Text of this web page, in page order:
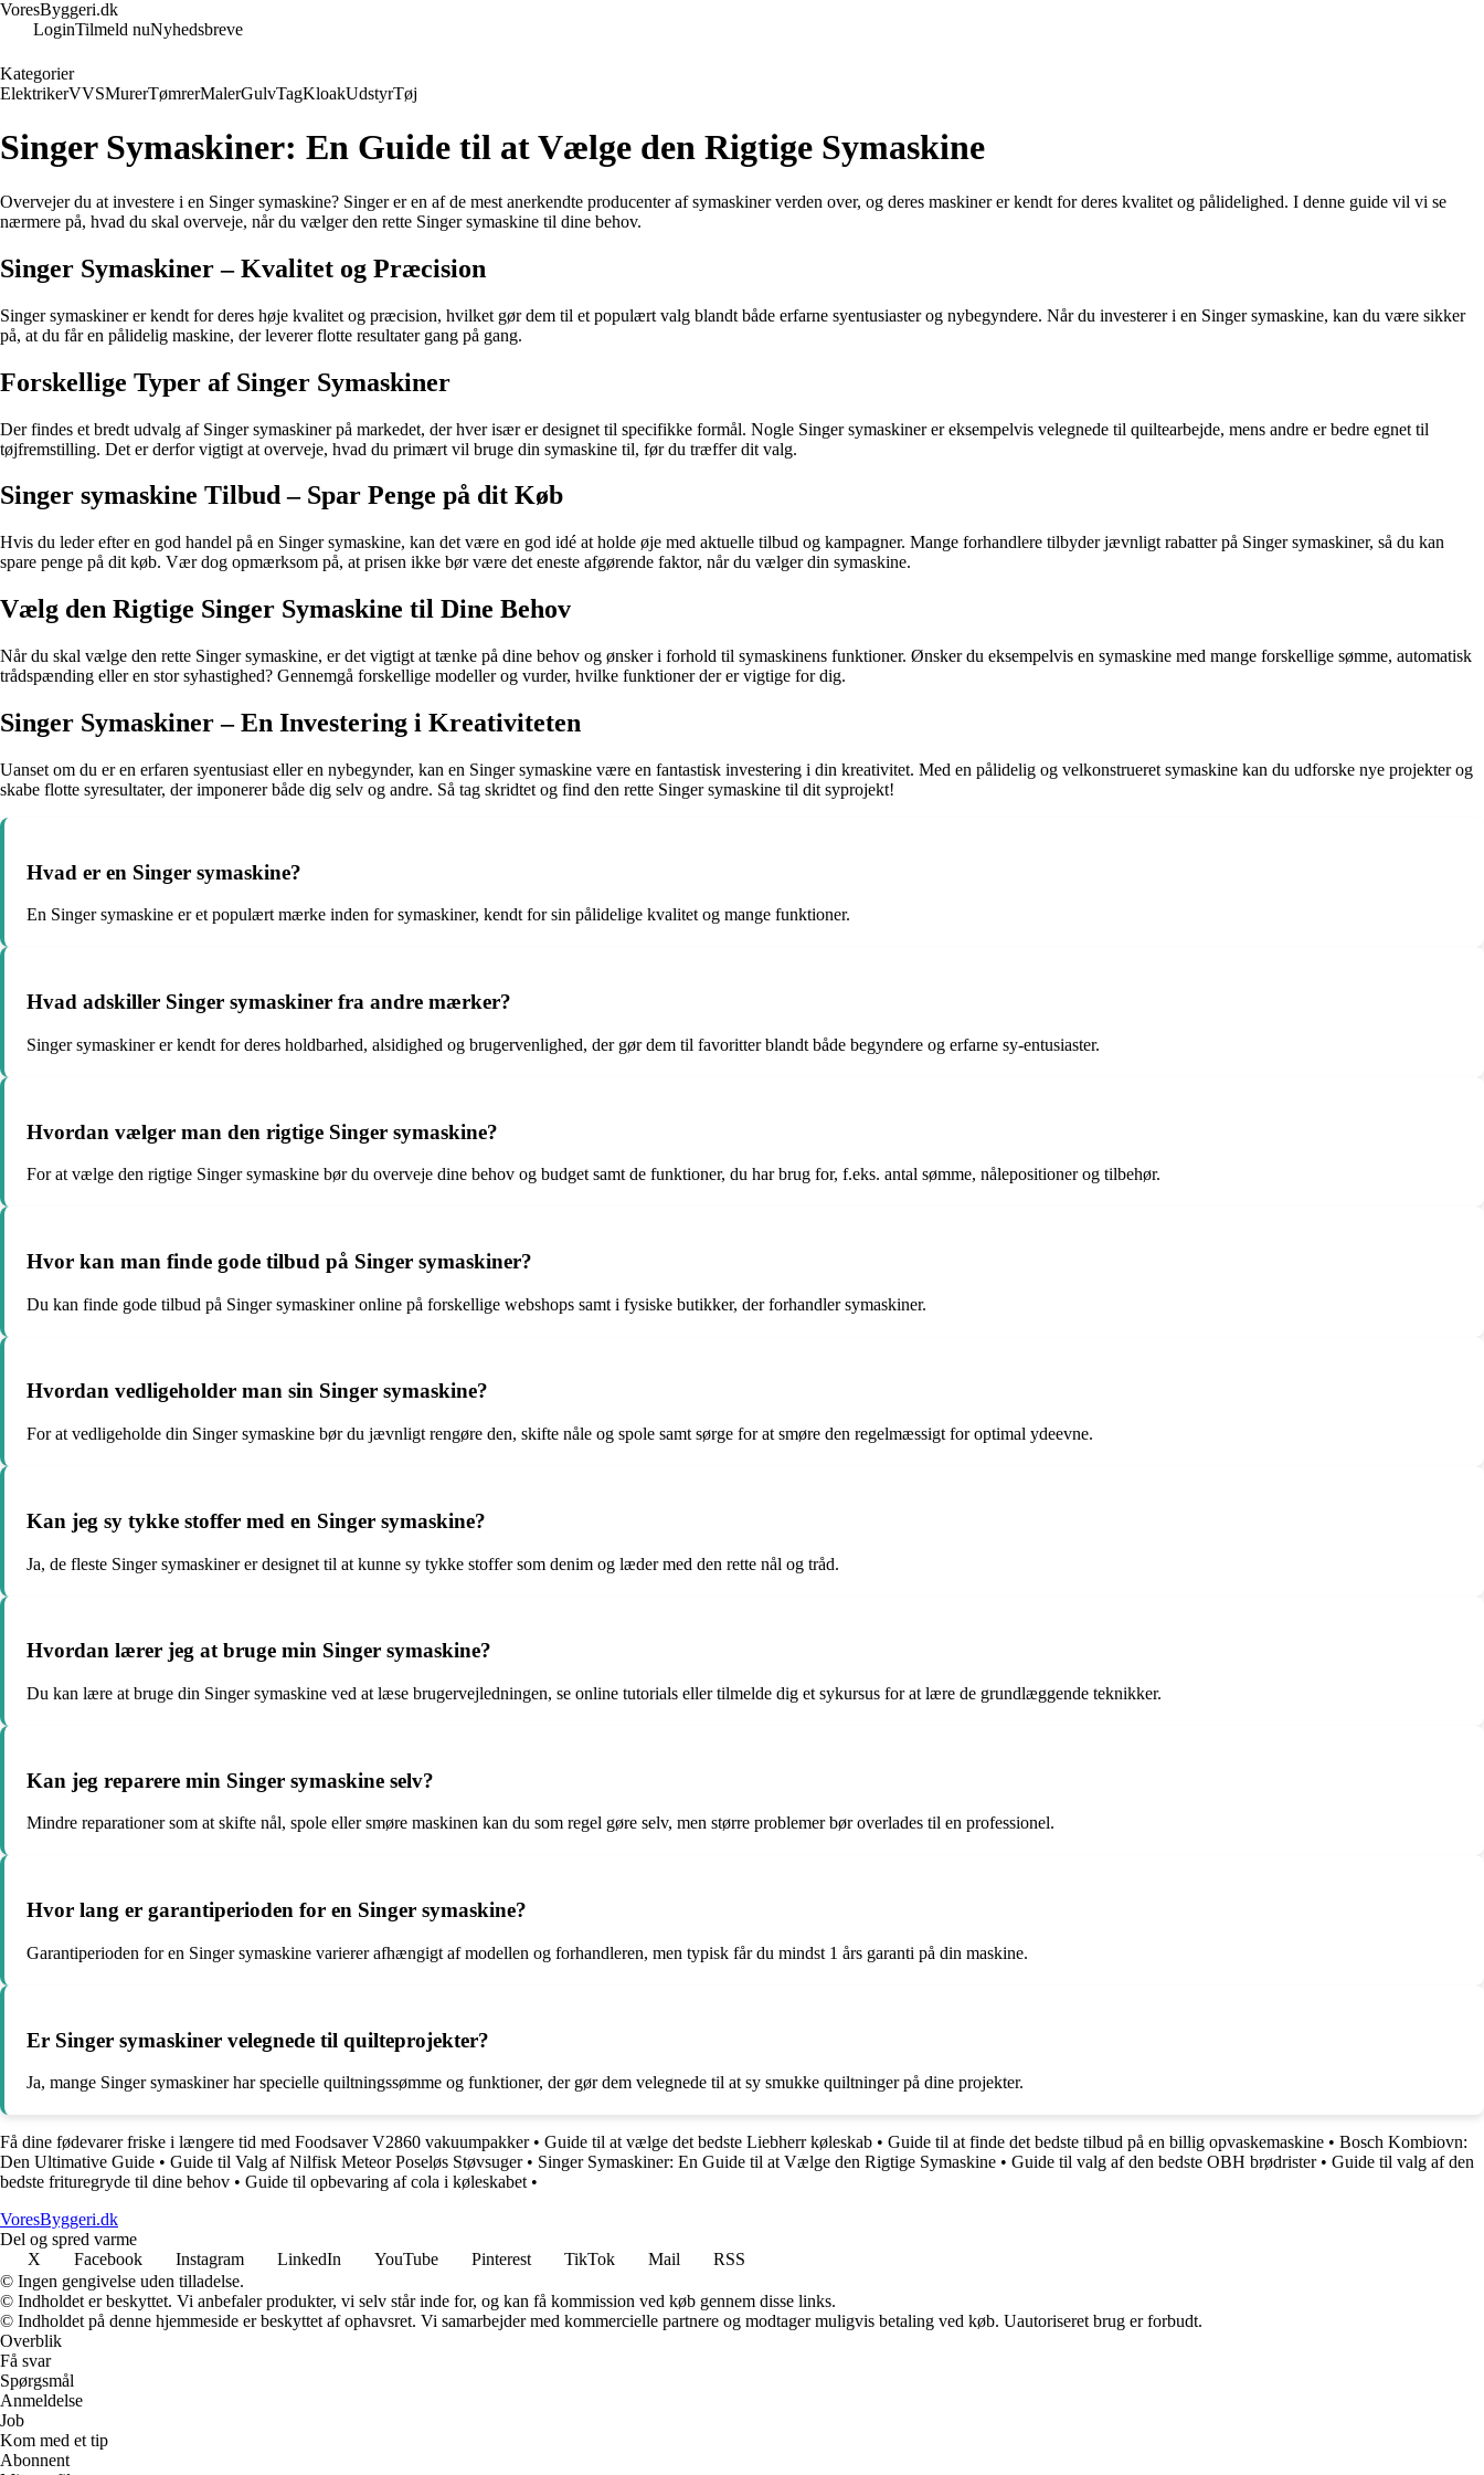
VoresByggeri.dk
LoginTilmeld nuNyhedsbreve
Kategorier
ElektrikerVVSMurerTømrerMalerGulvTagKloakUdstyrTøj
Singer Symaskiner: En Guide til at Vælge den Rigtige Symaskine
Overvejer du at investere i en Singer symaskine? Singer er en af de mest anerkendte producenter af symaskiner verden over, og deres maskiner er kendt for deres kvalitet og pålidelighed. I denne guide vil vi se
nærmere på, hvad du skal overveje, når du vælger den rette Singer symaskine til dine behov.
Singer Symaskiner – Kvalitet og Præcision
Singer symaskiner er kendt for deres høje kvalitet og præcision, hvilket gør dem til et populært valg blandt både erfarne syentusiaster og nybegyndere. Når du investerer i en Singer symaskine, kan du være sikker
på, at du får en pålidelig maskine, der leverer flotte resultater gang på gang.
Forskellige Typer af Singer Symaskiner
Der findes et bredt udvalg af Singer symaskiner på markedet, der hver især er designet til specifikke formål. Nogle Singer symaskiner er eksempelvis velegnede til quiltearbejde, mens andre er bedre egnet til
tøjfremstilling. Det er derfor vigtigt at overveje, hvad du primært vil bruge din symaskine til, før du træffer dit valg.
Singer symaskine Tilbud – Spar Penge på dit Køb
Hvis du leder efter en god handel på en Singer symaskine, kan det være en god idé at holde øje med aktuelle tilbud og kampagner. Mange forhandlere tilbyder jævnligt rabatter på Singer symaskiner, så du kan
spare penge på dit køb. Vær dog opmærksom på, at prisen ikke bør være det eneste afgørende faktor, når du vælger din symaskine.
Vælg den Rigtige Singer Symaskine til Dine Behov
Når du skal vælge den rette Singer symaskine, er det vigtigt at tænke på dine behov og ønsker i forhold til symaskinens funktioner. Ønsker du eksempelvis en symaskine med mange forskellige sømme, automatisk
trådspænding eller en stor syhastighed? Gennemgå forskellige modeller og vurder, hvilke funktioner der er vigtige for dig.
Singer Symaskiner – En Investering i Kreativiteten
Uanset om du er en erfaren syentusiast eller en nybegynder, kan en Singer symaskine være en fantastisk investering i din kreativitet. Med en pålidelig og velkonstrueret symaskine kan du udforske nye projekter og
skabe flotte syresultater, der imponerer både dig selv og andre. Så tag skridtet og find den rette Singer symaskine til dit syprojekt!
Hvad er en Singer symaskine?
En Singer symaskine er et populært mærke inden for symaskiner, kendt for sin pålidelige kvalitet og mange funktioner.
Hvad adskiller Singer symaskiner fra andre mærker?
Singer symaskiner er kendt for deres holdbarhed, alsidighed og brugervenlighed, der gør dem til favoritter blandt både begyndere og erfarne sy-entusiaster.
Hvordan vælger man den rigtige Singer symaskine?
For at vælge den rigtige Singer symaskine bør du overveje dine behov og budget samt de funktioner, du har brug for, f.eks. antal sømme, nålepositioner og tilbehør.
Hvor kan man finde gode tilbud på Singer symaskiner?
Du kan finde gode tilbud på Singer symaskiner online på forskellige webshops samt i fysiske butikker, der forhandler symaskiner.
Hvordan vedligeholder man sin Singer symaskine?
For at vedligeholde din Singer symaskine bør du jævnligt rengøre den, skifte nåle og spole samt sørge for at smøre den regelmæssigt for optimal ydeevne.
Kan jeg sy tykke stoffer med en Singer symaskine?
Ja, de fleste Singer symaskiner er designet til at kunne sy tykke stoffer som denim og læder med den rette nål og tråd.
Hvordan lærer jeg at bruge min Singer symaskine?
Du kan lære at bruge din Singer symaskine ved at læse brugervejledningen, se online tutorials eller tilmelde dig et sykursus for at lære de grundlæggende teknikker.
Kan jeg reparere min Singer symaskine selv?
Mindre reparationer som at skifte nål, spole eller smøre maskinen kan du som regel gøre selv, men større problemer bør overlades til en professionel.
Hvor lang er garantiperioden for en Singer symaskine?
Garantiperioden for en Singer symaskine varierer afhængigt af modellen og forhandleren, men typisk får du mindst 1 års garanti på din maskine.
Er Singer symaskiner velegnede til quilteprojekter?
Ja, mange Singer symaskiner har specielle quiltningssømme og funktioner, der gør dem velegnede til at sy smukke quiltninger på dine projekter.
Få dine fødevarer friske i længere tid med Foodsaver V2860 vakuumpakker• Guide til at vælge det bedste Liebherr køleskab • Guide til at finde det bedste tilbud på en billig opvaskemaskine • Bosch Kombiovn:
Den Ultimative Guide • Guide til Valg af Nilfisk Meteor Poseløs Støvsuger• Singer Symaskiner: En Guide til at Vælge den Rigtige Symaskine • Guide til valg af den bedste OBH brødrister• Guide til valg af den
bedste frituregryde til dine behov • Guide til opbevaring af cola i køleskabet •
VoresByggeri.dk
Del og spred varme
X
Facebook Instagram LinkedIn YouTube Pinterest TikTok Mail
RSS
© Ingen gengivelse uden tilladelse.
© Indholdet er beskyttet. Vi anbefaler produkter, vi selv står inde for, og kan få kommission ved køb gennem disse links.
© Indholdet på denne hjemmeside er beskyttet af ophavsret. Vi samarbejder med kommercielle partnere og modtager muligvis betaling ved køb. Uautoriseret brug er forbudt.
Overblik
Få svar
Spørgsmål
Anmeldelse
Job
Kom med et tip
Abonnent